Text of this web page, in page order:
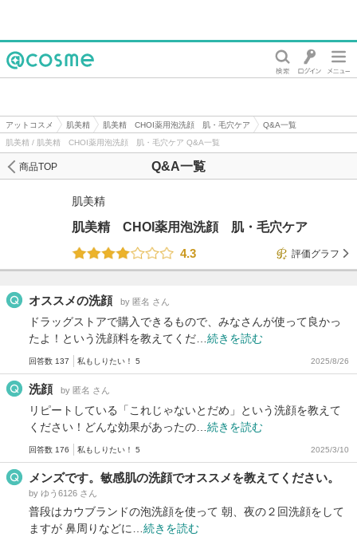
アットコスメ 肌美精 肌美精 CHOI薬用泡洗顔 肌・毛穴ケア
Q&A一覧
肌美精 / 肌美精 CHOI薬用泡洗顔 肌・毛穴ケア Q&A一覧
Q&A一覧
商品TOP
肌美精
肌美精 CHOI薬用泡洗顔 肌・毛穴ケア
4.3
評価グラフ
オススメの洗顔 by 匿名 さん
ドラッグストアで購入できるもので、みなさんが使って良かっ
たよ！という洗顔料を教えてくだ… 続きを読む
回答数 137 私もしりたい！ 5 2025/8/26
洗顔 by 匿名 さん
リピートしている「これじゃないとだめ」という洗顔を教えて
ください！どんな効果があったの… 続きを読む
回答数 176 私もしりたい！ 5 2025/3/10
メンズです。敏感肌の洗顔でオススメを教えてください。
by ゆう6126 さん
普段はカウブランドの泡洗顔を使って 朝、夜の２回洗顔をして
ますが 鼻周りなどに… 続きを読む